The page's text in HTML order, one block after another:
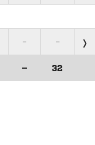
– –
– 32